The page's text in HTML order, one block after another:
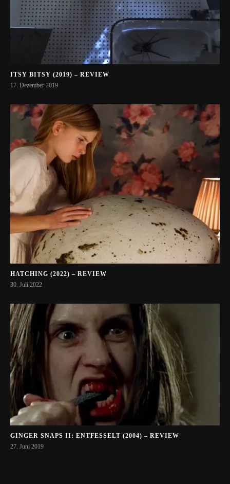
ITSY BITSY (2019) – REVIEW
17. Dezember 2019
HATCHING (2022) – REVIEW
30. Juli 2022
GINGER SNAPS II: ENTFESSELT (2004) – REVIEW
27. Juni 2019